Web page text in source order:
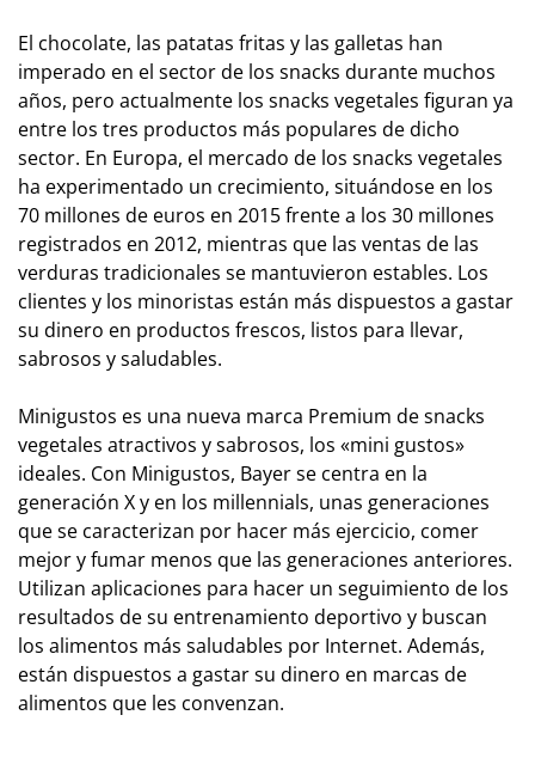
El chocolate, las patatas fritas y las galletas han
imperado en el sector de los snacks durante muchos
años, pero actualmente los snacks vegetales figuran ya
entre los tres productos más populares de dicho
sector. En Europa, el mercado de los snacks vegetales
ha experimentado un crecimiento, situándose en los
70 millones de euros en 2015 frente a los 30 millones
registrados en 2012, mientras que las ventas de las
verduras tradicionales se mantuvieron estables. Los
clientes y los minoristas están más dispuestos a gastar
su dinero en productos frescos, listos para llevar,
sabrosos y saludables.
Minigustos es una nueva marca Premium de snacks
vegetales atractivos y sabrosos, los «mini gustos»
ideales. Con Minigustos, Bayer se centra en la
generación X y en los millennials, unas generaciones
que se caracterizan por hacer más ejercicio, comer
mejor y fumar menos que las generaciones anteriores.
Utilizan aplicaciones para hacer un seguimiento de los
resultados de su entrenamiento deportivo y buscan
los alimentos más saludables por Internet. Además,
están dispuestos a gastar su dinero en marcas de
alimentos que les convenzan.